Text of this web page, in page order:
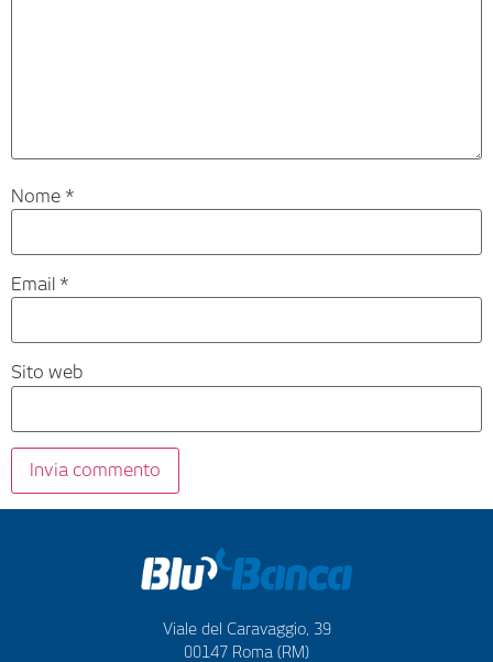
Nome *
Email *
Sito web
Viale del Caravaggio, 39
00147 Roma (RM)